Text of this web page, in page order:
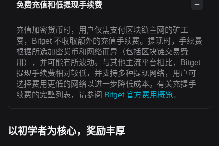
免费充值和低提现手续费
充值加密货币时，用户仅需支付区块链主网的矿工
费，Bitget 不收取额外的充值手续费。提现时，手续费
根据所选加密货币和网络而异（包括区块链交易费
用），并可能有所波动。与其他主流平台相比，Bitget
提现手续费相对较低，并支持多种提现网络，用户可
选择费用更低的网络以进一步降低成本。有关充提手
续费的完整列表，请参阅 Bitget 官方费用概览。
以初学者为核心，奖励丰厚